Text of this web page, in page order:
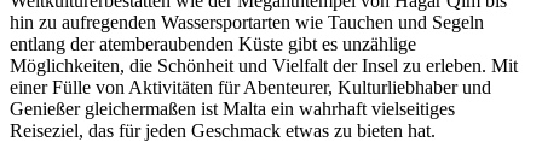
hin zu aufregenden Wassersportarten wie Tauchen und Segeln
entlang der atemberaubenden Küste gibt es unzählige
Möglichkeiten, die Schönheit und Vielfalt der Insel zu erleben. Mit
einer Fülle von Aktivitäten für Abenteurer, Kulturliebhaber und
Genießer gleichermaßen ist Malta ein wahrhaft vielseitiges
Reiseziel, das für jeden Geschmack etwas zu bieten hat.